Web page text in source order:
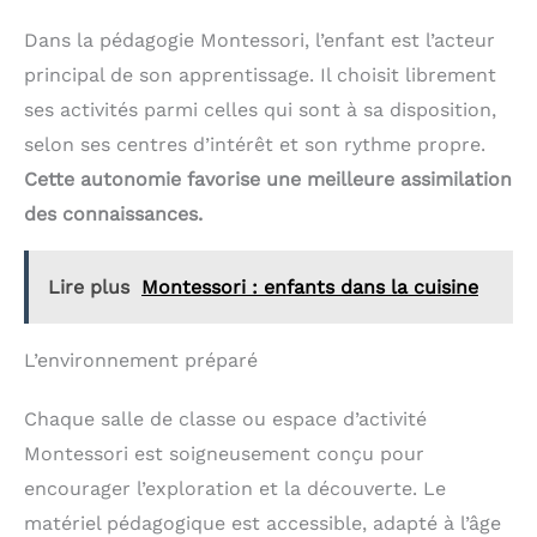
animale, peuvent les
nommer ou effectuer des
opérations dans la rangée
des chiffres, ils peuvent
compter avec leurs
d'animaux bruns? Busy
DÉVELOPPEMENT DES
Grâce au valise
développeront leurs
compétences motricité
mallette avec poignées en
pour le fermer, il suffit de
le boutonner. Jouet
voyage pour partir en
voiture comme
partir d'un feutre souple et épais, non toxique et
inodore, parfaitement adapté aux tout-petits et
bébés. Chaque morceau de feutre a sa place
correspondante dans le livre d'activités, ce qui
enfants et d'améliorer leur concentration, mais
aussi de les aider à apprendre par le jeu.
Dans la pédagogie Montessori, l’enfant est l’acteur
principal de son apprentissage. Il choisit librement
ses activités parmi celles qui sont à sa disposition,
selon ses centres d’intérêt et son rythme propre.
Cette autonomie favorise une meilleure assimilation
des connaissances.
Lire plus Montessori : enfants dans la cuisine
L’environnement préparé
Chaque salle de classe ou espace d’activité
Montessori est soigneusement conçu pour
encourager l’exploration et la découverte. Le
matériel pédagogique est accessible, adapté à l’âge